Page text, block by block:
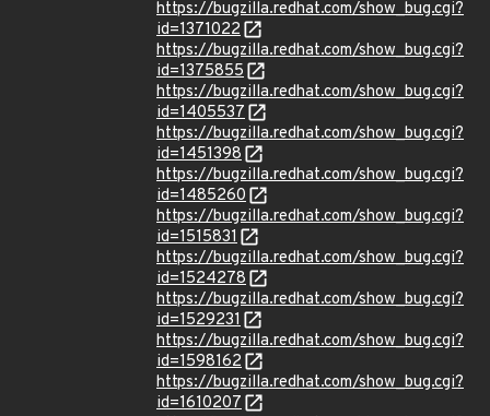
https://bugzilla.redhat.com/show_bug.cgi?
id=1371022
https://bugzilla.redhat.com/show_bug.cgi?
id=1375855
https://bugzilla.redhat.com/show_bug.cgi?
id=1405537
https://bugzilla.redhat.com/show_bug.cgi?
id=1451398
https://bugzilla.redhat.com/show_bug.cgi?
id=1485260
https://bugzilla.redhat.com/show_bug.cgi?
id=1515831
https://bugzilla.redhat.com/show_bug.cgi?
id=1524278
https://bugzilla.redhat.com/show_bug.cgi?
id=1529231
https://bugzilla.redhat.com/show_bug.cgi?
id=1598162
https://bugzilla.redhat.com/show_bug.cgi?
id=1610207